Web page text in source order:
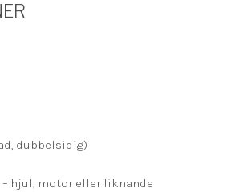
dubbelsidig)
– hjul, motor eller liknande